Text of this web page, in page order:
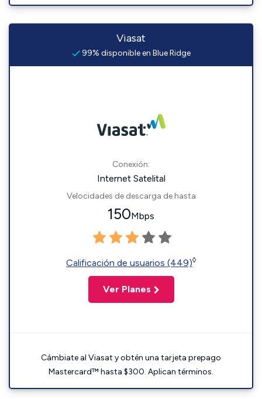
Viasat
99% disponible en Blue Ridge
Conexión:
Internet Satelital
Velocidades de descarga de hasta
150Mbps
Calificación de usuarios (449)◊
Ver Planes
Cámbiate al Viasat y obtén una tarjeta prepago
Mastercard™ hasta $300. Aplican términos.